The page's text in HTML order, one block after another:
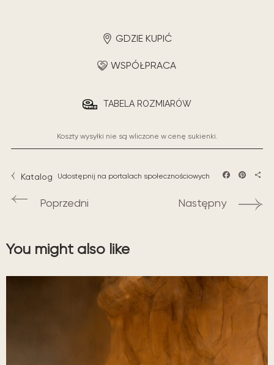
GDZIE KUPIĆ
WSPÓŁPRACA
TABELA ROZMIARÓW
Koszty wysyłki nie są wliczone w cenę sukienki.
Katalog Udostępnij na portalach społecznościowych
Poprzedni Następny
You might also like